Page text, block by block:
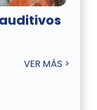
VER MÁS >